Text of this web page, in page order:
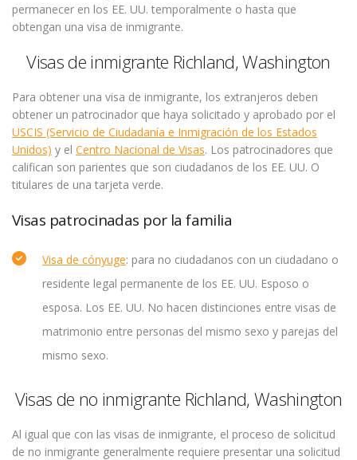
permanecer en los EE. UU. temporalmente o hasta que
obtengan una visa de inmigrante.
Visas de inmigrante Richland, Washington
Para obtener una visa de inmigrante, los extranjeros deben
obtener un patrocinador que haya solicitado y aprobado por el
USCIS (Servicio de Ciudadanía e Inmigración de los Estados
Unidos) y el Centro Nacional de Visas. Los patrocinadores que
califican son parientes que son ciudadanos de los EE. UU. O
titulares de una tarjeta verde.
Visas patrocinadas por la familia
Visa de cónyuge: para no ciudadanos con un ciudadano o
residente legal permanente de los EE. UU. Esposo o
esposa. Los EE. UU. No hacen distinciones entre visas de
matrimonio entre personas del mismo sexo y parejas del
mismo sexo.
Visas de no inmigrante Richland, Washington
Al igual que con las visas de inmigrante, el proceso de solicitud
de no inmigrante generalmente requiere presentar una solicitud